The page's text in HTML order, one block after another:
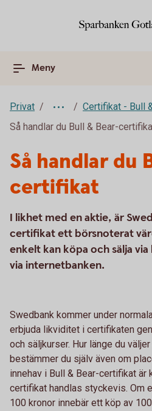
Meny
Privat
Certifikat - Bull
Så handlar du Bull & Bear-
Så handlar du
certifikat
I likhet med en aktie, är
certifikat ett börsnoterat
enkelt kan köpa och sälja
via internetbanken.
Swedbank kommer under
erbjuda likviditet i certifikaten
och säljkurser. Hur länge du
bestämmer du själv även om
innehav i Bull & Bear-certifikat är
certifikat handlas styckevis. Om
100 kronor innebär ett köp av